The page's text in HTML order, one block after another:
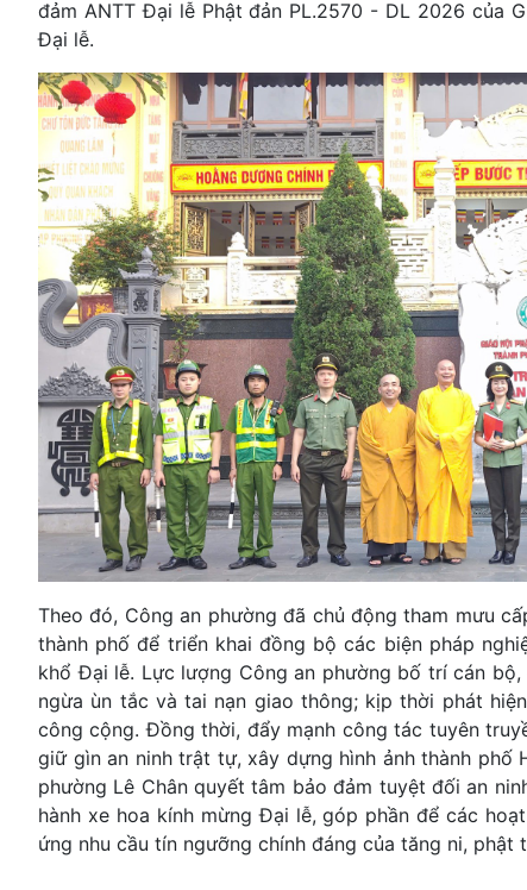
đảm ANTT Đại lễ Phật đản PL.2570 - DL 2026 của
Đại lễ.
Theo đó, Công an phường đã chủ động tham mưu
thành phố để triển khai đồng bộ các biện pháp
khổ Đại lễ. Lực lượng Công an phường bố trí cán
ngừa ùn tắc và tai nạn giao thông; kịp thời phát
công cộng. Đồng thời, đẩy mạnh công tác tuyên
giữ gìn an ninh trật tự, xây dựng hình ảnh thành phố
phường Lê Chân quyết tâm bảo đảm tuyệt đối an
hành xe hoa kính mừng Đại lễ, góp phần để các
ứng nhu cầu tín ngưỡng chính đáng của tăng ni, phật